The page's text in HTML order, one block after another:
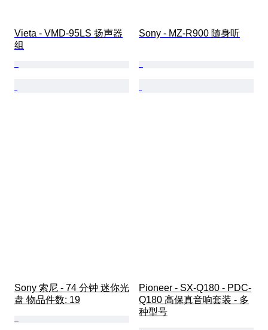
Vieta - VMD-95LS 扬声器
组
Sony - MZ-R900 随身听
Sony 索尼 - 74 分钟 迷你光
盘 物品件数: 19
Pioneer - SX-Q180 - PDC-
Q180 高保真音响套装 - 多
种型号